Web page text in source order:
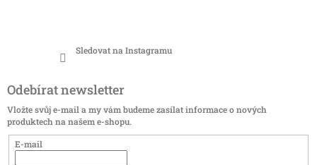
Sledovat na Instagramu
Odebírat newsletter
Vložte svůj e-mail a my vám budeme zasílat informace o nových
produktech na našem e-shopu.
E-mail